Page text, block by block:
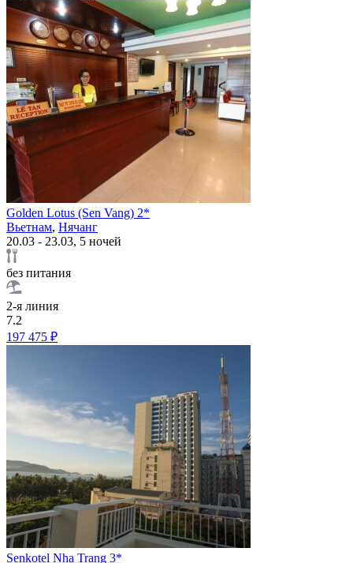
Golden Lotus (Sen Vang) 2*
Вьетнам, Нячанг
20.03 - 23.03, 5 ночей
без питания
2-я линия
7.2
197 475 ₽
Senkotel Nha Trang 3*